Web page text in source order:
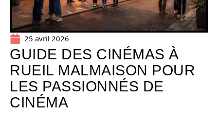
25 avril 2026
GUIDE DES CINÉMAS À
RUEIL MALMAISON POUR
LES PASSIONNÉS DE
CINÉMA